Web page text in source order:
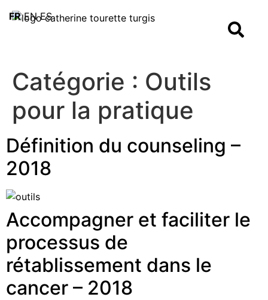
Catégorie : Outils
pour la pratique
Définition du counseling –
2018
Accompagner et faciliter le
processus de
rétablissement dans le
cancer – 2018
FR EN ES